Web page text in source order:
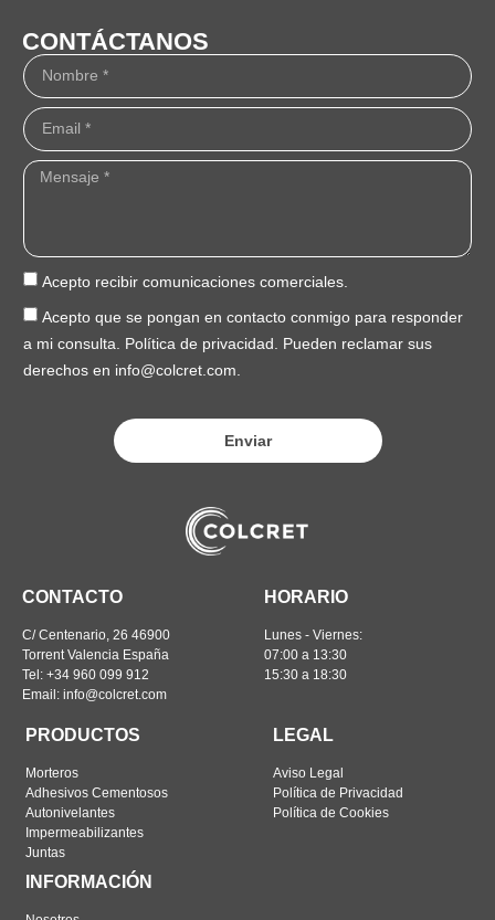
CONTACTO
C/ Centenario, 26 46900
Torrent Valencia España
Tel: +34 960 099 912
Email: info@colcret.com
HORARIO
Lunes - Viernes:
07:00 a 13:30
15:30 a 18:30
PRODUCTOS
Morteros
Adhesivos Cementosos
Autonivelantes
Impermeabilizantes
Juntas
LEGAL
Aviso Legal
Política de Privacidad
Política de Cookies
INFORMACIÓN
CONTÁCTANOS
Acepto recibir comunicaciones comerciales.
Acepto que se pongan en contacto conmigo para responder
a mi consulta. Política de privacidad. Pueden reclamar sus
derechos en info@colcret.com.
Enviar